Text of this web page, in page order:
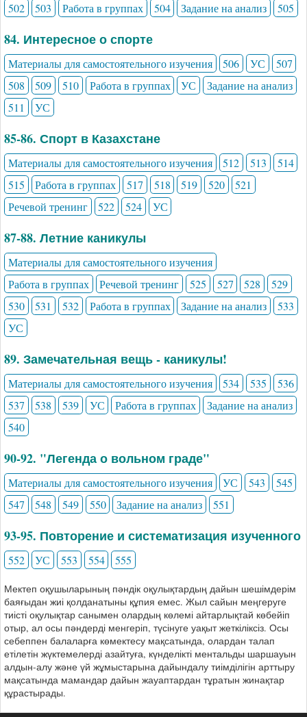
502
503 Работа в группах 504 Задание на анализ 505
84. Интересное о спорте
Материалы для самостоятельного изучения 506 УС
507
508
509 510 Работа в группах УС
Задание на анализ
511
УС
85-86. Спорт в Казахстане
Материалы для самостоятельного изучения 512 513
514
515
Работа в группах 517 518 519 520
521
Речевой тренинг
522 524 УС
87-88. Летние каникулы
Материалы для самостоятельного изучения
Работа в группах
Речевой тренинг 525 527 528
529
530
531 532 Работа в группах Задание на анализ
533
УС
89. Замечательная вещь - каникулы!
Материалы для самостоятельного изучения 534 535
536
537
538 539 УС Работа в группах
Задание на анализ
540
90-92. "Легенда о вольном граде"
Материалы для самостоятельного изучения УС 543
545
547
548 549 550 Задание на анализ 551
93-95. Повторение и систематизация изученного
552 УС 553 554 555
Мектеп оқушыларының пәндік оқулықтардың дайын шешімдерім
баяғыдан жиі қолданатыны құпия емес. Жыл сайын меңгеруге
тиісті оқулықтар санымен олардың көлемі айтарлықтай көбейіп
отыр, ал осы пәндерді менгеріп, түсінуге уақыт жеткіліксіз. Осы
себеппен балаларға көмектесу мақсатында, олардан талап
етілетін жүктемелерді азайтуға, күнделікті ментальды шаршауын
алдын-алу және үй жұмыстарына дайындалу тиімділігін арттыру
мақсатында мамандар дайын жауаптардан тұратын жинақтар
құрастырады.